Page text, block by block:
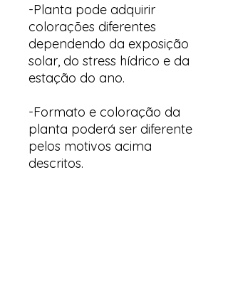
-Planta pode adquirir
colorações diferentes
dependendo da exposição
solar, do stress hídrico e da
estação do ano.
-Formato e coloração da
planta poderá ser diferente
pelos motivos acima
descritos.